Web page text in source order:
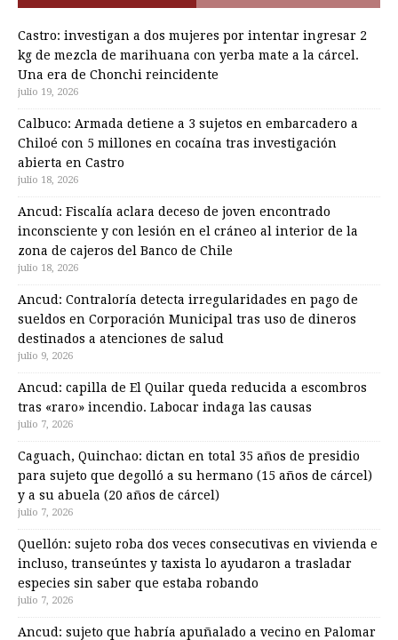
Castro: investigan a dos mujeres por intentar ingresar 2
kg de mezcla de marihuana con yerba mate a la cárcel.
Una era de Chonchi reincidente
julio 19, 2026
Calbuco: Armada detiene a 3 sujetos en embarcadero a
Chiloé con 5 millones en cocaína tras investigación
abierta en Castro
julio 18, 2026
Ancud: Fiscalía aclara deceso de joven encontrado
inconsciente y con lesión en el cráneo al interior de la
zona de cajeros del Banco de Chile
julio 18, 2026
Ancud: Contraloría detecta irregularidades en pago de
sueldos en Corporación Municipal tras uso de dineros
destinados a atenciones de salud
julio 9, 2026
Ancud: capilla de El Quilar queda reducida a escombros
tras «raro» incendio. Labocar indaga las causas
julio 7, 2026
Caguach, Quinchao: dictan en total 35 años de presidio
para sujeto que degolló a su hermano (15 años de cárcel)
y a su abuela (20 años de cárcel)
julio 7, 2026
Quellón: sujeto roba dos veces consecutivas en vivienda e
incluso, transeúntes y taxista lo ayudaron a trasladar
especies sin saber que estaba robando
julio 7, 2026
Ancud: sujeto que habría apuñalado a vecino en Palomar